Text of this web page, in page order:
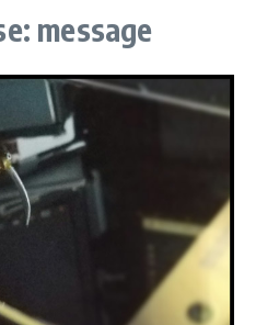
message